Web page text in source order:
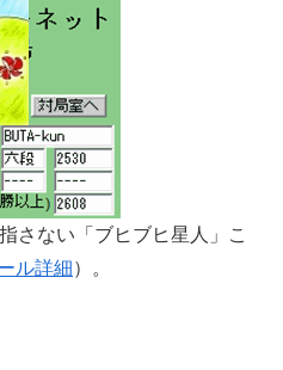
さない「ブヒブヒ星人」こ
ル詳細）。